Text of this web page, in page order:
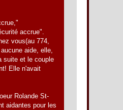
accrue".
vous(au 774,
aide, elle,
suite et le couple
Elle n'avait
Rolande St-
aidantes pour les